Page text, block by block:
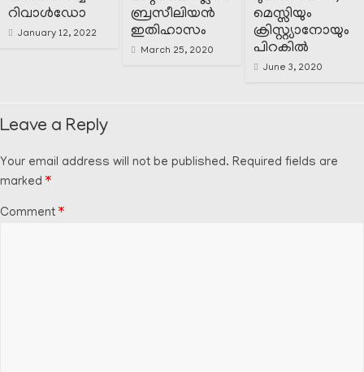
റിവാൾഡോ
January 12, 2022
ബ്രസീലിയൻ
ഇതിഹാസം
March 25, 2020
മെസ്സിയും
ക്രിസ്റ്റ്യാനോയും
പിറകിൽ
June 3, 2020
Leave a Reply
Your email address will not be published. Required fields are
marked *
Comment *